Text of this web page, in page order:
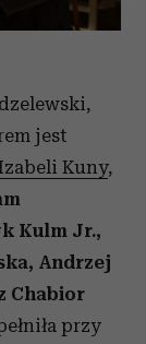
jest
Kuny,
Kulm Jr.,
Andrzej
Chabior
przy